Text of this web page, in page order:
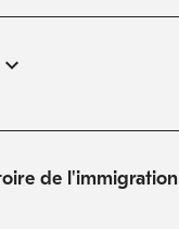
de l'immigration